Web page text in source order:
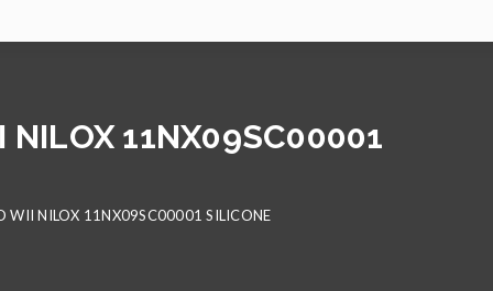
NILOX 11NX09SC00001
WII NILOX 11NX09SC00001 SILICONE